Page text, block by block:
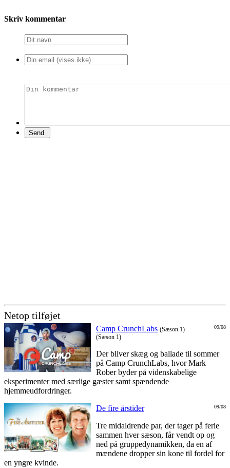
Skriv kommentar
Netop tilføjet
09/08
Camp CrunchLabs (Sæson 1)
(Sæson 1)
Der bliver skæg og ballade til sommer
på Camp CrunchLabs, hvor Mark
Rober byder på videnskabelige
eksperimenter med særlige gæster samt spændende
hjemmeudfordringer.
09/08
De fire årstider
Tre midaldrende par, der tager på ferie
sammen hver sæson, får vendt op og
ned på gruppedynamikken, da en af
mændene dropper sin kone til fordel for
en yngre kvinde.